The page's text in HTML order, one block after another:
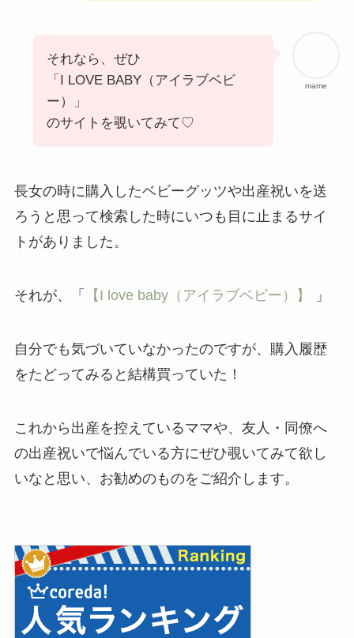
mame
それなら、ぜひ
「I LOVE BABY（アイラブベビ
ー）」
のサイトを覗いてみて♡
長女の時に購入したベビーグッツや出産祝いを送
ろうと思って検索した時にいつも目に止まるサイ
トがありました。
それが、「 【I love baby（アイラブベビー）】 」
自分でも気づいていなかったのですが、購入履歴
をたどってみると結構買っていた！
これから出産を控えているママや、友人・同僚へ
の出産祝いで悩んでいる方にぜひ覗いてみて欲し
いなと思い、お勧めのものをご紹介します。